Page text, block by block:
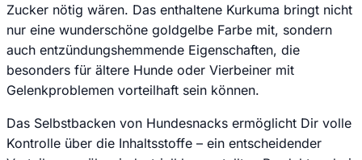
Zucker nötig wären. Das enthaltene Kurkuma bringt nicht
nur eine wunderschöne goldgelbe Farbe mit, sondern
auch entzündungshemmende Eigenschaften, die
besonders für ältere Hunde oder Vierbeiner mit
Gelenkproblemen vorteilhaft sein können.
Das Selbstbacken von Hundesnacks ermöglicht Dir volle
Kontrolle über die Inhaltsstoffe – ein entscheidender